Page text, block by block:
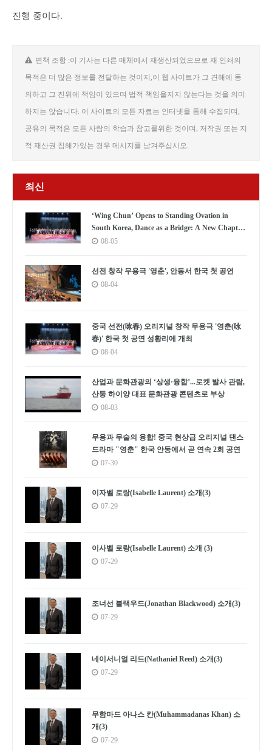
진행 중이다.
면책 조항 :이 기사는 다른 매체에서 재생산되었으므로 재 인쇄의
목적은 더 많은 정보를 전달하는 것이지,이 웹 사이트가 그 견해에 동
의하고 그 진위에 책임이 있으며 법적 책임을지지 않는다는 것을 의미
하지는 않습니다. 이 사이트의 모든 자료는 인터넷을 통해 수집되며,
공유의 목적은 모든 사람의 학습과 참고를위한 것이며, 저작권 또는 지
적 재산권 침해가있는 경우 메시지를 남겨주십시오.
최신
‘Wing Chun’ Opens to Standing Ovation in
South Korea, Dance as a Bridge: A New Chapter
for China-Korea Cultural Exchange.
08-05
선전 창작 무용극 '영춘', 안동서 한국 첫 공연
08-04
중국 선전(咏春) 오리지널 창작 무용극 '영춘(咏
春)' 한국 첫 공연 성황리에 개최
08-04
산업과 문화관광의 ‘상생·융합’...로켓 발사 관람,
산둥 하이양 대표 문화관광 콘텐츠로 부상
08-03
무용과 무술의 융합! 중국 현상급 오리지널 댄스
드라마 "영춘" 한국 안동에서 곧 연속 2회 공연
07-30
이자벨 로랑(Isabelle Laurent) 소개(3)
07-29
이사벨 로랑(Isabelle Laurent) 소개 (3)
07-29
조너선 블랙우드(Jonathan Blackwood) 소개(3)
07-29
네이서니얼 리드(Nathaniel Reed) 소개(3)
07-29
무함마드 아나스 칸(Muhammadanas Khan) 소
개(3)
07-29